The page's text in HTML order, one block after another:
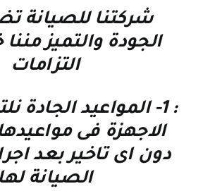
شركتنا للصيانة
الجودة والتميز
التزامات
: 1-
المواعيد الجادة
الاجهزة فى
دون اى تاخير بعد
الصيانة لها